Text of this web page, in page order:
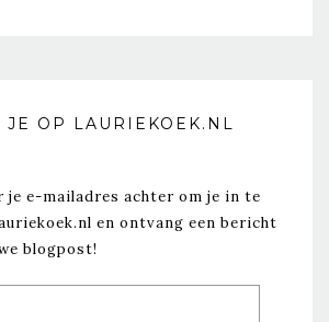
OP LAURIEKOEK.NL
je e-mailadres achter om je in te
en ontvang een bericht
blogpost!